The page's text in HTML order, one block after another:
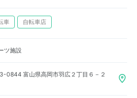
車 自転車店
ツ施設
0844 富山県高岡市羽広２丁目６－２